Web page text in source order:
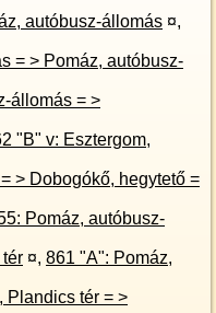
Plandics tér = > Pomáz, autóbusz-állomás ¤,
állomás = >
"B" v: Esztergom,
Pomáz, autóbusz-
tér ¤, 861 "A": Pomáz,